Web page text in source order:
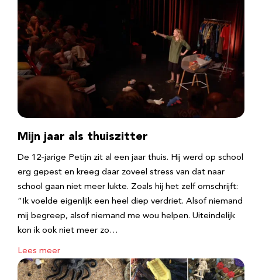
Mijn jaar als thuiszitter
De 12-jarige Petijn zit al een jaar thuis. Hij werd op school
erg gepest en kreeg daar zoveel stress van dat naar
school gaan niet meer lukte. Zoals hij het zelf omschrijft:
“Ik voelde eigenlijk een heel diep verdriet. Alsof niemand
mij begreep, alsof niemand me wou helpen. Uiteindelijk
kon ik ook niet meer zo…
Lees meer